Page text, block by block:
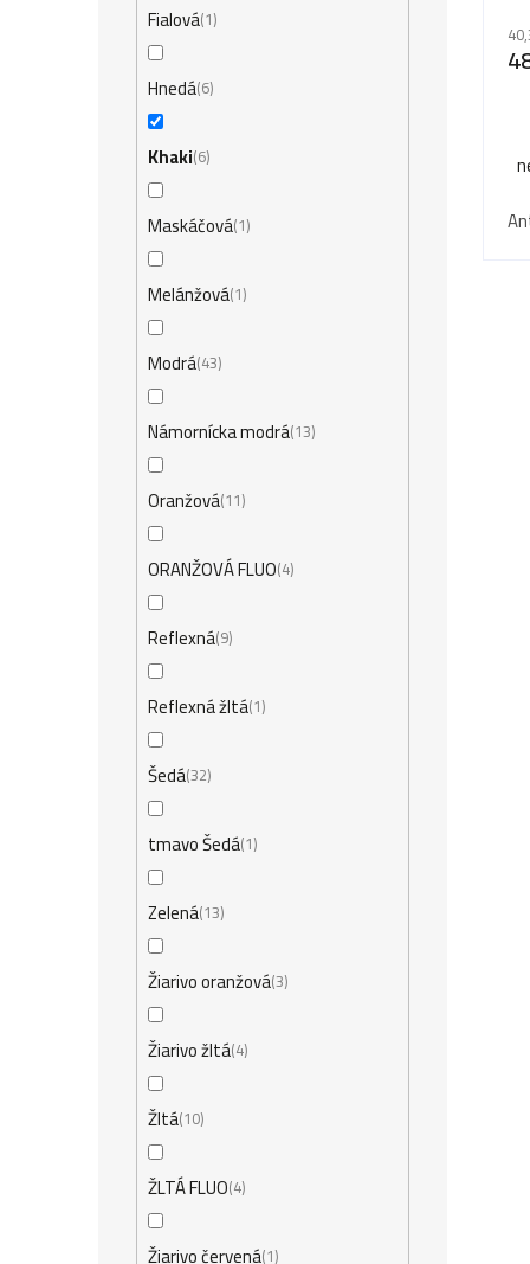
Fialová 1
Hnedá 6
Khaki 6
Maskáčová 1
Melánžová 1
Modrá 43
Námornícka modrá 13
Oranžová 11
ORANŽOVÁ FLUO 4
Reflexná 9
Reflexná žltá 1
Šedá32
tmavo Šedá 1
Zelená 13
Žiarivo oranžová3
Žiarivo žltá 4
Žltá 10
ŽLTÁ FLUO 4
Žiarivo červená 1